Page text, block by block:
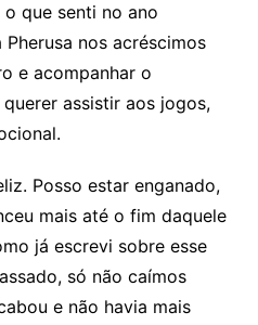
que senti no ano
nos acréscimos
e acompanhar o
assistir aos jogos,
Posso estar enganado,
mais até o fim daquele
já escrevi sobre esse
só não caímos
e não havia mais